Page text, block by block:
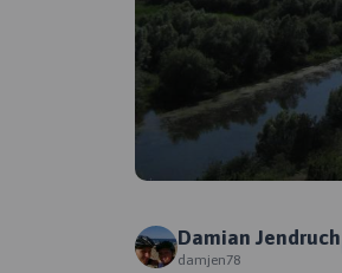
Damian Jendruch
damjen78